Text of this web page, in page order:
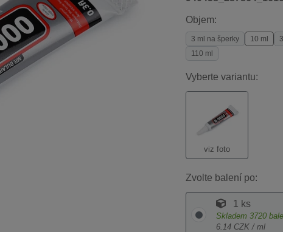
Objem:
3 ml na šperky 10 ml
110 ml
Vyberte variantu:
viz foto
Zvolte balení po:
1 ks
Skladem 3720
6.14 CZK / ml